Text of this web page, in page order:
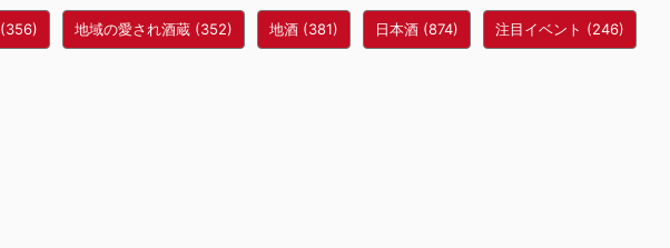
(356) 地域の愛され酒蔵 (352) 地酒 (381) 日本酒 (874) 注目イベント (246)